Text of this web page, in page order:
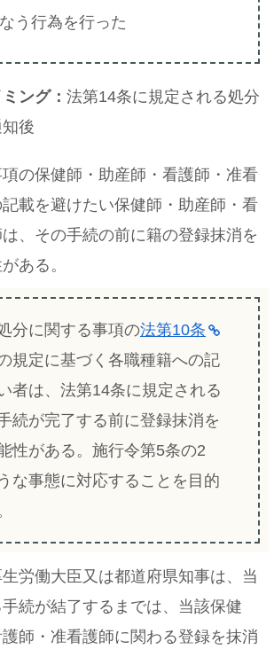
う行為を行った
ング： 法第14条に規定される処分
後
の保健師・助産師・看護師・准看
載を避けたい保健師・助産師・看
、その手続の前に籍の登録抹消を
ある。
分に関する事項の法第10条
規定に基づく各職種籍への記
者は、法第14条に規定される
続が完了する前に登録抹消を
性がある。施行令第5条の2
な事態に対応することを目的
生労働大臣又は都道府県知事は、当
続が結了するまでは、当該保健
師・准看護師に関わる登録を抹消